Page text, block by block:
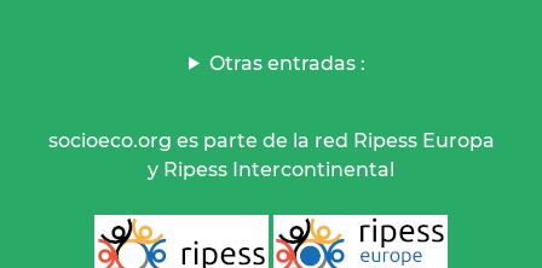
Otras entradas :
socioeco.org es parte de la red Ripess Europa
y Ripess Intercontinental